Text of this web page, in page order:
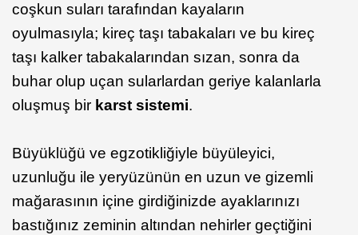
coşkun suları tarafından kayaların
oyulmasıyla; kireç taşı tabakaları ve bu kireç
taşı kalker tabakalarından sızan, sonra da
buhar olup uçan sularlardan geriye kalanlarla
oluşmuş bir karst sistemi.
Büyüklüğü ve egzotikliğiyle büyüleyici,
uzunluğu ile yeryüzünün en uzun ve gizemli
mağarasının içine girdiğinizde ayaklarınızı
bastığınız zeminin altından nehirler geçtiğini